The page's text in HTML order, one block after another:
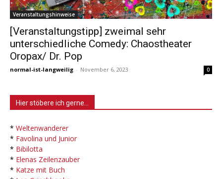
Veranstaltungshinweise
[Veranstaltungstipp] zweimal sehr
unterschiedliche Comedy: Chaostheater
Oropax/ Dr. Pop
normal-ist-langweilig - November 6, 2023 0
Hier stöbere ich gerne…
* Weltenwanderer
* Favolina und Junior
* Bibilotta
* Elenas Zeilenzauber
* Katze mit Buch